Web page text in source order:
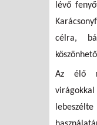
lévő
célra,
Az élő